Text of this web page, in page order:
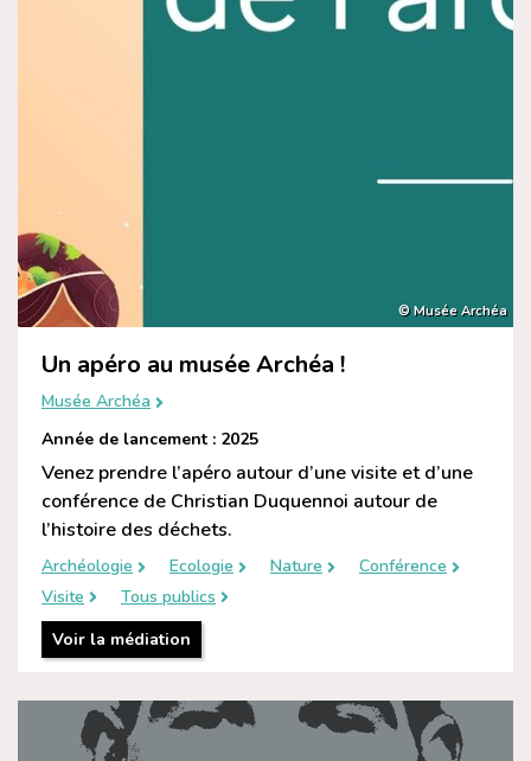
© Musée Archéa
Un apéro au musée Archéa !
Musée Archéa
Année de lancement : 2025
Venez prendre l’apéro autour d’une visite et d’une
conférence de Christian Duquennoi autour de
l’histoire des déchets.
Archéologie Ecologie Nature
Conférence
Visite
Tous publics
Voir la médiation